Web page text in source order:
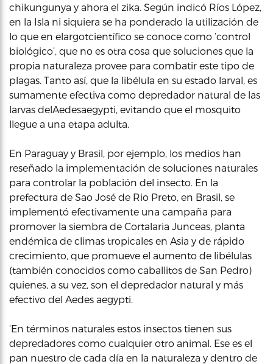
chikungunya y ahora el zika. Según indicó Ríos López,
en la Isla ni siquiera se ha ponderado la utilización de
lo que en elargotcientífico se conoce como ‘control
biológico’, que no es otra cosa que soluciones que la
propia naturaleza provee para combatir este tipo de
plagas. Tanto así, que la libélula en su estado larval, es
sumamente efectiva como depredador natural de las
larvas delAedesaegypti, evitando que el mosquito
llegue a una etapa adulta.
En Paraguay y Brasil, por ejemplo, los medios han
reseñado la implementación de soluciones naturales
para controlar la población del insecto. En la
prefectura de Sao José de Rio Preto, en Brasil, se
implementó efectivamente una campaña para
promover la siembra de Cortalaria Junceas, planta
endémica de climas tropicales en Asia y de rápido
crecimiento, que promueve el aumento de libélulas
(también conocidos como caballitos de San Pedro)
quienes, a su vez, son el depredador natural y más
efectivo del Aedes aegypti.
‘En términos naturales estos insectos tienen sus
depredadores como cualquier otro animal. Ese es el
pan nuestro de cada día en la naturaleza y dentro de